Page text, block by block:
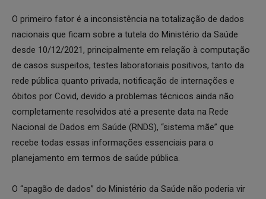
O primeiro fator é a inconsistência na totalização de dados
nacionais que ficam sobre a tutela do Ministério da Saúde
desde 10/12/2021, principalmente em relação à computação
de casos suspeitos, testes laboratoriais positivos, tanto da
rede pública quanto privada, notificação de internações e
óbitos por Covid, devido a problemas técnicos ainda não
completamente resolvidos até a presente data na Rede
Nacional de Dados em Saúde (RNDS), “sistema mãe” que
recebe todas essas informações essenciais para o
planejamento em termos de saúde pública.
O “apagão de dados” do Ministério da Saúde não poderia vir